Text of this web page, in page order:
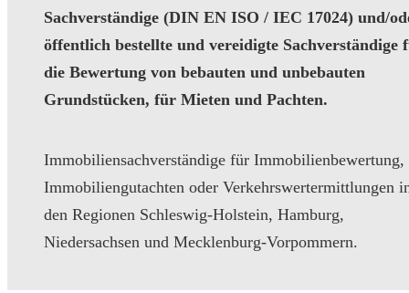
Sachverständige (DIN EN ISO / IEC 17024) und/
öffentlich bestellte und vereidigte Sachverständige
die Bewertung von bebauten und unbebauten
Grundstücken, für Mieten und Pachten.
Immobiliensachverständige für Immobilienbewertung,
Immobiliengutachten oder Verkehrswertermittlungen
den Regionen Schleswig-Holstein, Hamburg,
Niedersachsen und Mecklenburg-Vorpommern.